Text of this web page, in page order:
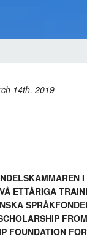
14th, 2019
ETTÅRIGA
FOUNDATION